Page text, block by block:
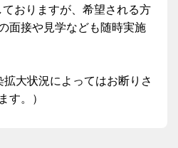
おりますが、希望される方
面接や見学なども随時実施
拡大状況によってはお断りさ
す。）